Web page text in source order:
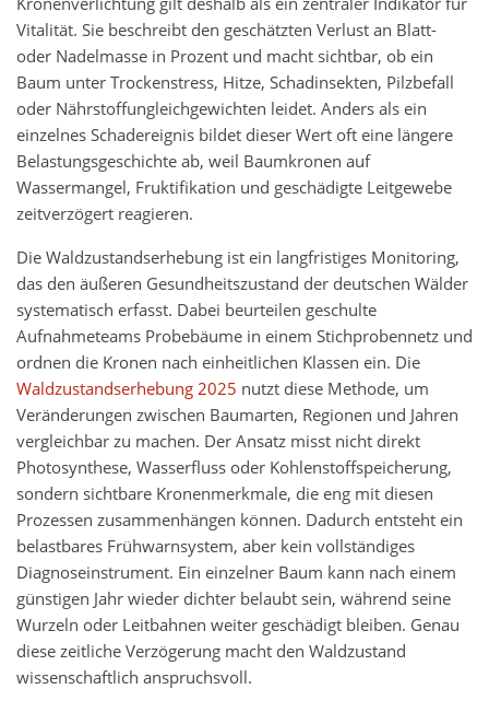
Vitalität. Sie beschreibt den geschätzten Verlust an Blatt-
oder Nadelmasse in Prozent und macht sichtbar, ob ein
Baum unter Trockenstress, Hitze, Schadinsekten, Pilzbefall
oder Nährstoffungleichgewichten leidet. Anders als ein
einzelnes Schadereignis bildet dieser Wert oft eine längere
Belastungsgeschichte ab, weil Baumkronen auf
Wassermangel, Fruktifikation und geschädigte Leitgewebe
zeitverzögert reagieren.
Die Waldzustandserhebung ist ein langfristiges Monitoring,
das den äußeren Gesundheitszustand der deutschen Wälder
systematisch erfasst. Dabei beurteilen geschulte
Aufnahmeteams Probebäume in einem Stichprobennetz und
ordnen die Kronen nach einheitlichen Klassen ein. Die
Waldzustandserhebung 2025 nutzt diese Methode, um
Veränderungen zwischen Baumarten, Regionen und Jahren
vergleichbar zu machen. Der Ansatz misst nicht direkt
Photosynthese, Wasserfluss oder Kohlenstoffspeicherung,
sondern sichtbare Kronenmerkmale, die eng mit diesen
Prozessen zusammenhängen können. Dadurch entsteht ein
belastbares Frühwarnsystem, aber kein vollständiges
Diagnoseinstrument. Ein einzelner Baum kann nach einem
günstigen Jahr wieder dichter belaubt sein, während seine
Wurzeln oder Leitbahnen weiter geschädigt bleiben. Genau
diese zeitliche Verzögerung macht den Waldzustand
wissenschaftlich anspruchsvoll.